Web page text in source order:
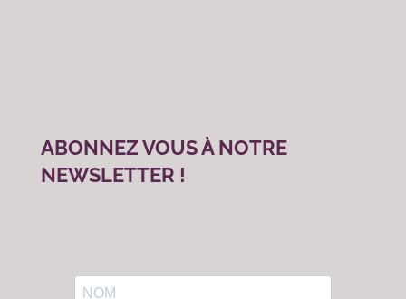
ABONNEZ VOUS À NOTRE
NEWSLETTER !